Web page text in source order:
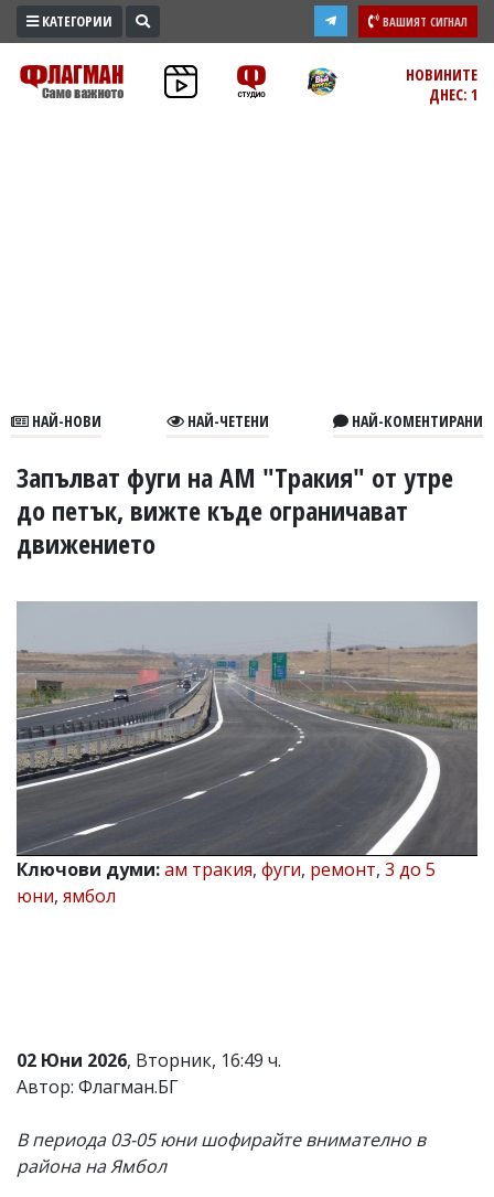
ПРОМО
ЗОНА
В
УКРАЙНА
СПОРТ
БИЗНЕС
Управители:
Веселин
Василев,
email:
v.vasilev@flagman.bg
Катя
k.kassabova@flagman.bg
Главен
редактор:
статиите
се
въвеждат
читателите
и
редакцията
КАТЕГОРИИ ВАШИЯТ СИГНАЛ
НОВИНИТЕ
ДНЕС: 1
НАЙ-НОВИ НАЙ-ЧЕТЕНИ НАЙ-КОМЕНТИРАНИ
Запълват фуги на АМ "Тракия" от утре
до петък, вижте къде ограничават
движението
Ключови думи:ам тракия, фуги, ремонт, 3 до 5
юни, ямбол
02 Юни 2026, Вторник, 16:49 ч.
Автор: Флагман.БГ
В периода 03-05 юни шофирайте внимателно в
района на Ямбол